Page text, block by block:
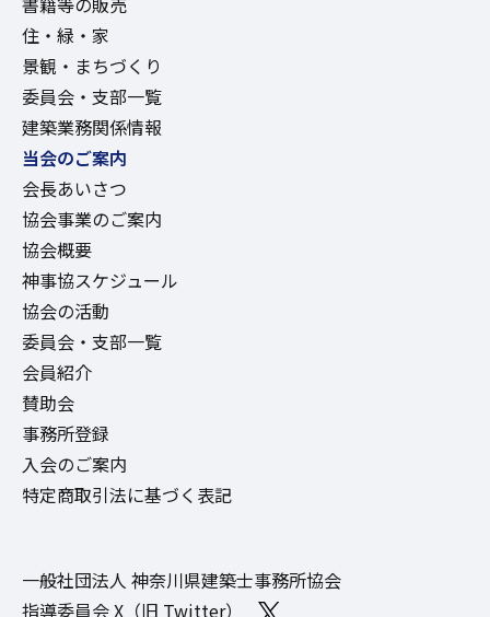
住・緑・家
景観・まちづくり
委員会・支部一覧
建築業務関係情報
当会のご案内
会長あいさつ
協会事業のご案内
協会概要
神事協スケジュール
協会の活動
委員会・支部一覧
会員紹介
賛助会
事務所登録
入会のご案内
特定商取引法に基づく表記
一般社団法人 神奈川県建築士事務所協会
指導委員会 X（旧 Twitter）